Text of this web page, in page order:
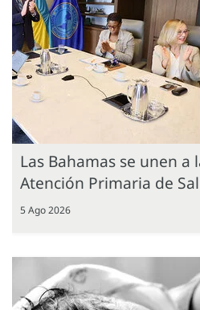
Las Bahamas se unen a
Atención Primaria de
5 Ago 2026